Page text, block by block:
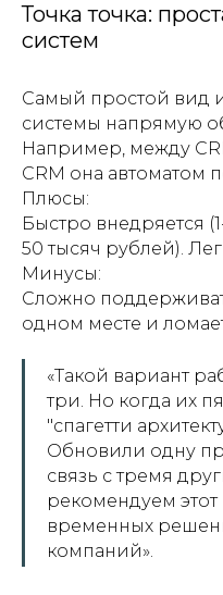
Точка точка:
систем
Самый простой вид
системы напрямую
Например, между
CRM она автоматом
Плюсы:
Быстро внедряется
50 тысяч рублей).
Минусы:
Сложно
одном месте и
«Такой вариант
три. Но когда их
"спагетти
Обновили одну
связь с тремя
рекомендуем этот
временных
компаний».